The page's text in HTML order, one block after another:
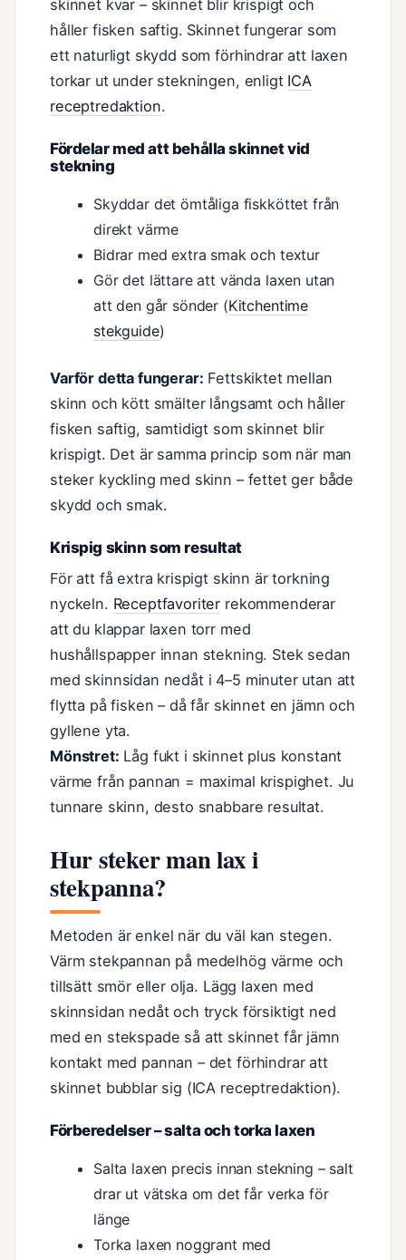
skinnet kvar – skinnet blir krispigt och
håller fisken saftig. Skinnet fungerar som
ett naturligt skydd som förhindrar att laxen
torkar ut under stekningen, enligt ICA
receptredaktion.
Fördelar med att behålla skinnet vid
stekning
Skyddar det ömtåliga fiskköttet från
direkt värme
Bidrar med extra smak och textur
Gör det lättare att vända laxen utan
att den går sönder (Kitchentime
stekguide)
Varför detta fungerar: Fettskiktet mellan
skinn och kött smälter långsamt och håller
fisken saftig, samtidigt som skinnet blir
krispigt. Det är samma princip som när man
steker kyckling med skinn – fettet ger både
skydd och smak.
Krispig skinn som resultat
För att få extra krispigt skinn är torkning
nyckeln. Receptfavoriter rekommenderar
att du klappar laxen torr med
hushållspapper innan stekning. Stek sedan
med skinnsidan nedåt i 4–5 minuter utan att
flytta på fisken – då får skinnet en jämn och
gyllene yta.
Mönstret: Låg fukt i skinnet plus konstant
värme från pannan = maximal krispighet. Ju
tunnare skinn, desto snabbare resultat.
Hur steker man lax i
stekpanna?
Metoden är enkel när du väl kan stegen.
Värm stekpannan på medelhög värme och
tillsätt smör eller olja. Lägg laxen med
skinnsidan nedåt och tryck försiktigt ned
med en stekspade så att skinnet får jämn
kontakt med pannan – det förhindrar att
skinnet bubblar sig (ICA receptredaktion).
Förberedelser – salta och torka laxen
Salta laxen precis innan stekning – salt
drar ut vätska om det får verka för
länge
Torka laxen noggrant med